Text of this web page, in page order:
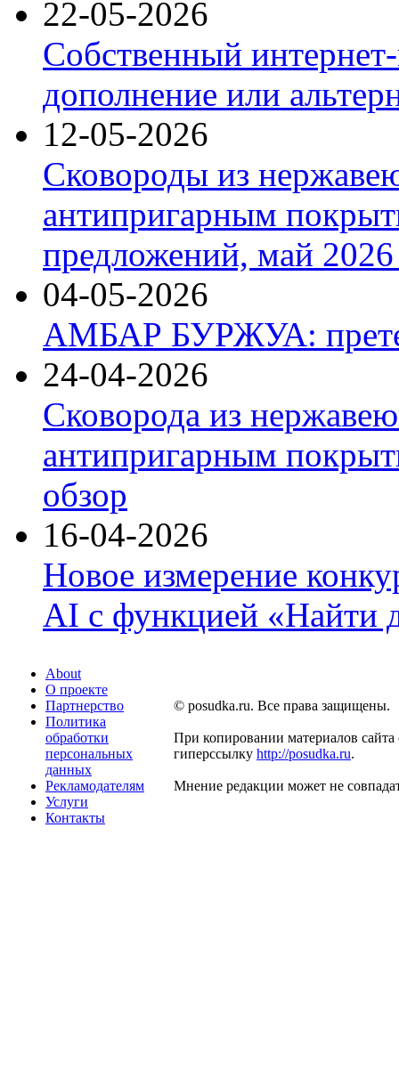
22-05-2026
Собственный
дополнение или
12-05-2026
Сковороды из
антипригарным
предложений, май 2026
04-05-2026
АМБАР БУРЖУА:
24-04-2026
Сковорода из
антипригарным
обзор
16-04-2026
Новое измерение
AI с функцией «Найти
About
О проекте
Партнерство
Политика
обработки
персональных
данных
Рекламодателям
Услуги
Контакты
© posudka.ru. Все права защищены.
При копировании материалов сайта
гиперссылку http://posudka.ru.
Мнение редакции может не